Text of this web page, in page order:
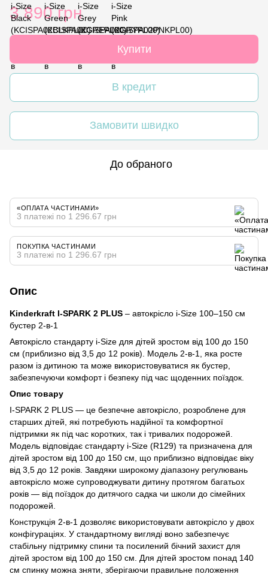
3 890 грн
Купити
В кредит
Замовити швидко
До обраного
«ОПЛАТА ЧАСТИНАМИ»
3 платежі по 1 296.67 грн
ПОКУПКА ЧАСТИНАМИ
3 платежі по 1 296.67 грн
Опис
Kinderkraft I-SPARK 2 PLUS – автокрісло i-Size 100–150 см
бустер 2-в-1
Автокрісло стандарту i-Size для дітей зростом від 100 до 150
см (приблизно від 3,5 до 12 років). Модель 2-в-1, яка росте
разом із дитиною та може використовуватися як бустер,
забезпечуючи комфорт і безпеку під час щоденних поїздок.
Опис товару
I-SPARK 2 PLUS — це безпечне автокрісло, розроблене для
старших дітей, які потребують надійної та комфортної
підтримки як під час коротких, так і тривалих подорожей.
Модель відповідає стандарту i-Size (R129) та призначена для
дітей зростом від 100 до 150 см, що приблизно відповідає віку
від 3,5 до 12 років. Завдяки широкому діапазону регулювань
автокрісло може супроводжувати дитину протягом багатьох
років — від поїздок до дитячого садка чи школи до сімейних
подорожей.
Конструкція 2-в-1 дозволяє використовувати автокрісло у двох
конфігураціях. У стандартному вигляді воно забезпечує
стабільну підтримку спини та посилений бічний захист для
дітей зростом від 100 до 150 см. Для дітей зростом понад 140
см спинку можна зняти, зберігаючи правильне положення